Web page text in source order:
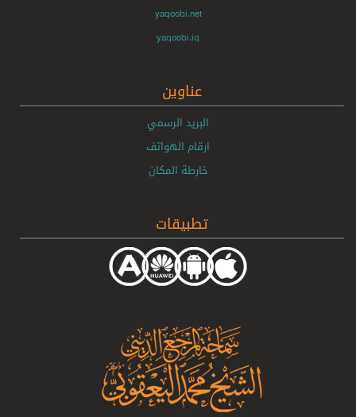
yaqoobi.net
yaqoobi.iq
عناوين
البريد الرسمي
ارقام الهواتف
خارطة المكان
تطبيقات